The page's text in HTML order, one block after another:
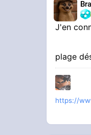
J'en
plage
https://